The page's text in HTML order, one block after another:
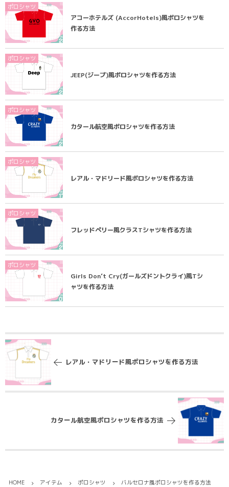
ポロシャツ
アコーホテルズ (AccorHotels)風ポロシャツを
作る方法
ポロシャツ
JEEP(ジープ)風ポロシャツを作る方法
ポロシャツ
カタール航空風ポロシャツを作る方法
ポロシャツ
レアル・マドリード風ポロシャツを作る方法
ポロシャツ
フレッドペリー風クラスTシャツを作る方法
ポロシャツ
Girls Don’t Cry(ガールズドントクライ)風Tシ
ャツを作る方法
レアル・マドリード風ポロシャツを作る方法
カタール航空風ポロシャツを作る方法
HOME アイテム ポロシャツ バルセロナ風ポロシャツを作る方法